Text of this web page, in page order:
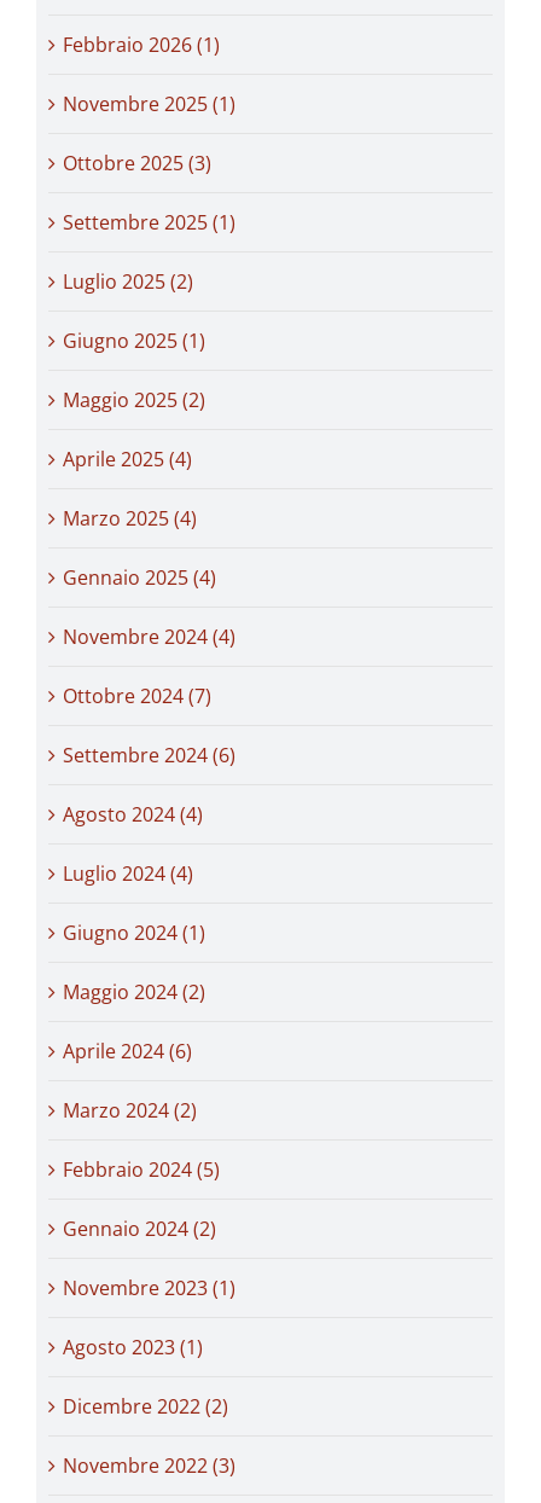
Febbraio 2026 (1)
Novembre 2025 (1)
Ottobre 2025 (3)
Settembre 2025 (1)
Luglio 2025 (2)
Giugno 2025 (1)
Maggio 2025 (2)
Aprile 2025 (4)
Marzo 2025 (4)
Gennaio 2025 (4)
Novembre 2024 (4)
Ottobre 2024 (7)
Settembre 2024 (6)
Agosto 2024 (4)
Luglio 2024 (4)
Giugno 2024 (1)
Maggio 2024 (2)
Aprile 2024 (6)
Marzo 2024 (2)
Febbraio 2024 (5)
Gennaio 2024 (2)
Novembre 2023 (1)
Agosto 2023 (1)
Dicembre 2022 (2)
Novembre 2022 (3)